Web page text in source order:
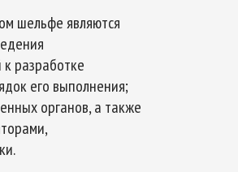
шельфе являются
разработке
его выполнения;
органов, а также